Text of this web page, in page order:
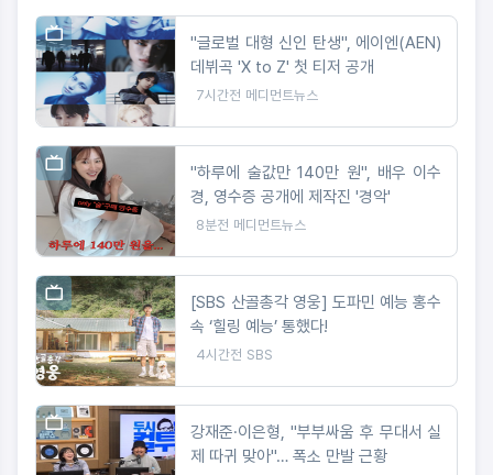
"글로벌 대형 신인 탄생", 에이엔(AEN)
데뷔곡 'X to Z' 첫 티저 공개
7시간전 메디먼트뉴스
"하루에 술값만 140만 원", 배우 이수
경, 영수증 공개에 제작진 '경악'
8분전 메디먼트뉴스
[SBS 산골총각 영웅] 도파민 예능 홍수
속 ‘힐링 예능’ 통했다!
4시간전 SBS
강재준·이은형, "부부싸움 후 무대서 실
제 따귀 맞아"… 폭소 만발 근황